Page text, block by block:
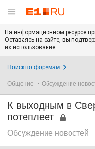
На информационном ресурсе
Оставаясь на сайте, вы
их использование.
Поиск по форумам
Общение Обсуждение
К выходным в
потеплеет
Обсуждение новостей